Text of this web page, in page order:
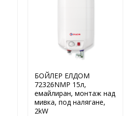
БОЙЛЕР ЕЛДОМ
72326NMP 15л,
емайлиран, монтаж над
мивка, под налягане,
2kW